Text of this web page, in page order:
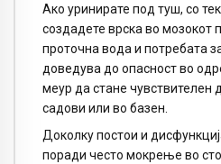
Ако уринирате под туш, со
создадете врска во мозокот
проточна вода и потребата
доведува до опасност во
меур да стане
садови или во базен.
Доколку постои и
поради често мокрење во